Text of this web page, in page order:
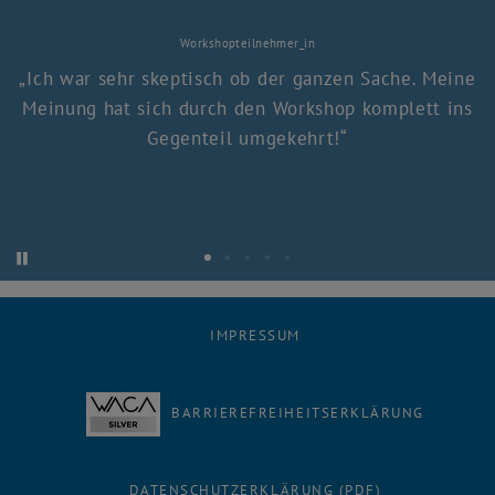
Starte automatische Karusselrotation
Stoppe automatische Karusselrotation
Workshopteilnehmer_in
Ich war sehr skeptisch ob der ganzen Sache. Meine
Meinung hat sich durch den Workshop komplett ins
Gegenteil umgekehrt!
IMPRESSUM
BARRIEREFREIHEITSERKLÄRUNG
DATENSCHUTZERKLÄRUNG (PDF)